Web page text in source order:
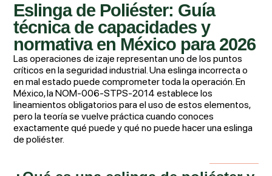
Eslinga de Poliéster: Guía
técnica de capacidades y
normativa en México para 2026
Las operaciones de izaje representan uno de los puntos
críticos en la seguridad industrial. Una eslinga incorrecta o
en mal estado puede comprometer toda la operación. En
México, la NOM-006-STPS-2014 establece los
lineamientos obligatorios para el uso de estos elementos,
pero la teoría se vuelve práctica cuando conoces
exactamente qué puede y qué no puede hacer una eslinga
de poliéster.